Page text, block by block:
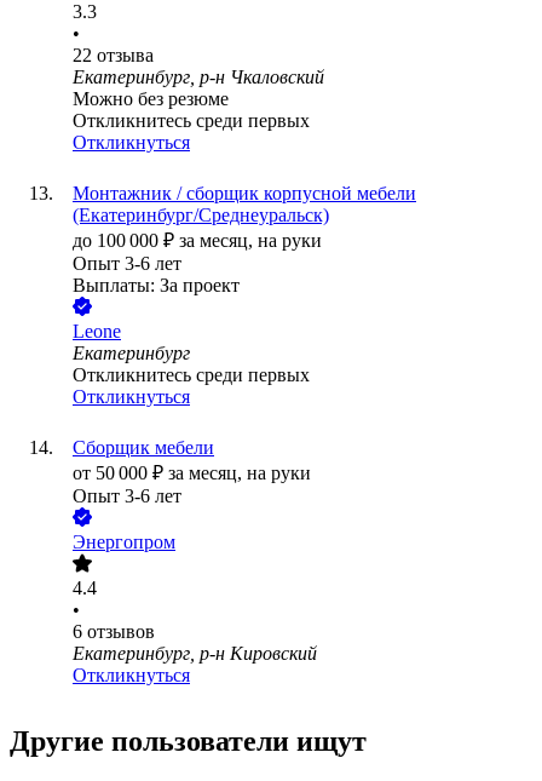
3.3
•
22 отзыва
Екатеринбург, р-н Чкаловский
Можно без резюме
Откликнитесь среди первых
Откликнуться
Монтажник / сборщик корпусной мебели
(Екатеринбург/Среднеуральск)
до 100 000 ₽ за месяц, на руки
Опыт 3-6 лет
Выплаты: За проект
Leone
Екатеринбург
Откликнитесь среди первых
Откликнуться
Сборщик мебели
от 50 000 ₽ за месяц, на руки
Опыт 3-6 лет
Энергопром
4.4
•
6 отзывов
Екатеринбург, р-н Кировский
Откликнуться
Другие пользователи ищут